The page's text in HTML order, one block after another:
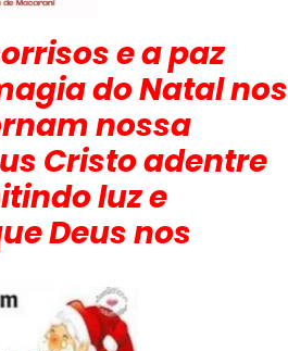
e a paz
do Natal nos
nossa
Cristo adentre
luz e
Deus nos